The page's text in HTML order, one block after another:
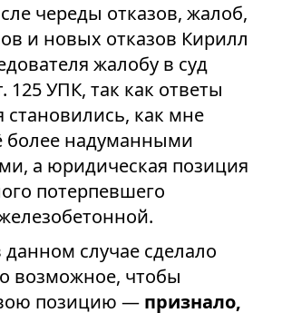
череды отказов, жалоб,
и новых отказов Кирилл
жалобу в суд
125 УПК, так как ответы
становились, как мне
более надуманными
а юридическая позиция
потерпевшего
данном случае сделало
возможное, чтобы
позицию — признало,